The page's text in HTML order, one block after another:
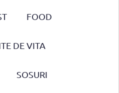
FOOD
DE VITA
SOSURI